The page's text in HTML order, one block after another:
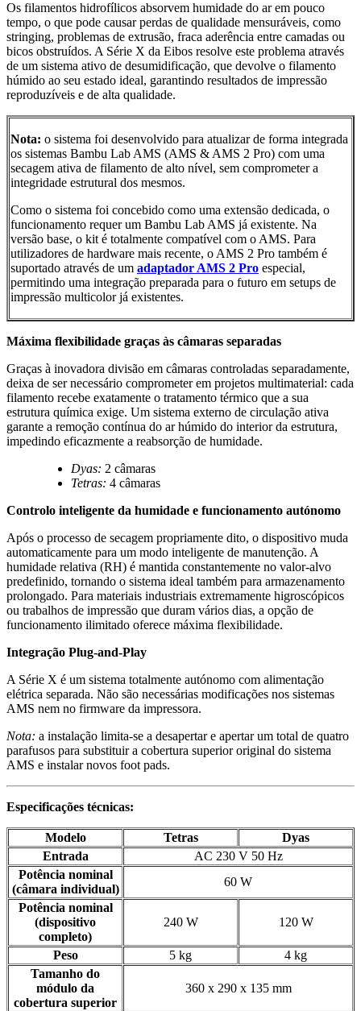
Os filamentos hidrofílicos absorvem humidade do ar em pouco
tempo, o que pode causar perdas de qualidade mensuráveis, como
stringing, problemas de extrusão, fraca aderência entre camadas ou
bicos obstruídos. A Série X da Eibos resolve este problema através
de um sistema ativo de desumidificação, que devolve o filamento
húmido ao seu estado ideal, garantindo resultados de impressão
reproduzíveis e de alta qualidade.
Nota: o sistema foi desenvolvido para atualizar de forma integrada
os sistemas Bambu Lab AMS (AMS & AMS 2 Pro) com uma
secagem ativa de filamento de alto nível, sem comprometer a
integridade estrutural dos mesmos.
Como o sistema foi concebido como uma extensão dedicada, o
funcionamento requer um Bambu Lab AMS já existente. Na
versão base, o kit é totalmente compatível com o AMS. Para
utilizadores de hardware mais recente, o AMS 2 Pro também é
suportado através de um adaptador AMS 2 Pro especial,
permitindo uma integração preparada para o futuro em setups de
impressão multicolor já existentes.
Máxima flexibilidade graças às câmaras separadas
Graças à inovadora divisão em câmaras controladas separadamente,
deixa de ser necessário comprometer em projetos multimaterial: cada
filamento recebe exatamente o tratamento térmico que a sua
estrutura química exige. Um sistema externo de circulação ativa
garante a remoção contínua do ar húmido do interior da estrutura,
impedindo eficazmente a reabsorção de humidade.
Dyas: 2 câmaras
Tetras: 4 câmaras
Controlo inteligente da humidade e funcionamento autónomo
Após o processo de secagem propriamente dito, o dispositivo muda
automaticamente para um modo inteligente de manutenção. A
humidade relativa (RH) é mantida constantemente no valor-alvo
predefinido, tornando o sistema ideal também para armazenamento
prolongado. Para materiais industriais extremamente higroscópicos
ou trabalhos de impressão que duram vários dias, a opção de
funcionamento ilimitado oferece máxima flexibilidade.
Integração Plug-and-Play
A Série X é um sistema totalmente autónomo com alimentação
elétrica separada. Não são necessárias modificações nos sistemas
AMS nem no firmware da impressora.
Nota: a instalação limita-se a desapertar e apertar um total de quatro
parafusos para substituir a cobertura superior original do sistema
AMS e instalar novos foot pads.
Especificações técnicas:
Modelo Tetras
Dyas
Entrada
AC 230 V 50 Hz
Potência nominal
(câmara individual)
60 W
Potência nominal
(dispositivo
completo)
240 W 120 W
Peso 5 kg
4 kg
Tamanho do
módulo da
cobertura superior
360 x 290 x 135 mm